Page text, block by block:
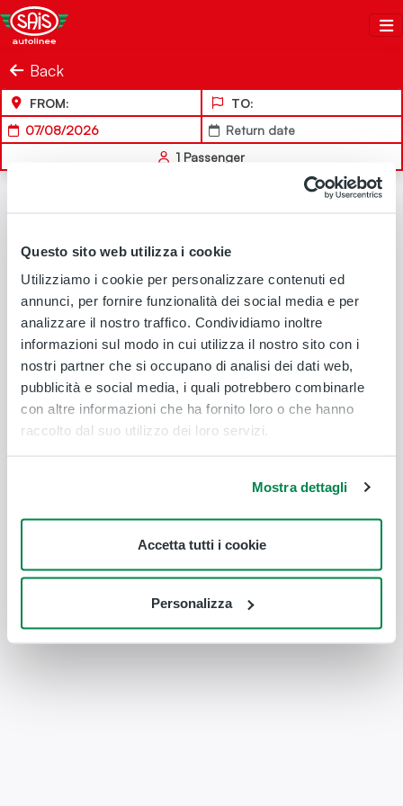
Questo sito web utilizza i cookie
Utilizziamo i cookie per personalizzare contenuti ed
annunci, per fornire funzionalità dei social media e per
analizzare il nostro traffico. Condividiamo inoltre
informazioni sul modo in cui utilizza il nostro sito con i
nostri partner che si occupano di analisi dei dati web,
pubblicità e social media, i quali potrebbero combinarle
con altre informazioni che ha fornito loro o che hanno
raccolto dal suo utilizzo dei loro servizi.
Mostra dettagli
Accetta tutti i cookie
Personalizza
Salta al contenuto
Sais Autolinee
Back
FROM:
TO:
07/08/2026
Return date
1 Passenger